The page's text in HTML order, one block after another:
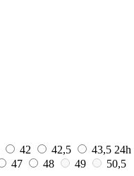
42 42,5 43,5 24h
47 48 49
50,5